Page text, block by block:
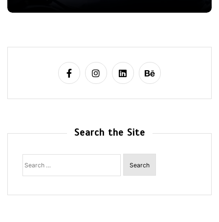
Search the Site
Search
for: